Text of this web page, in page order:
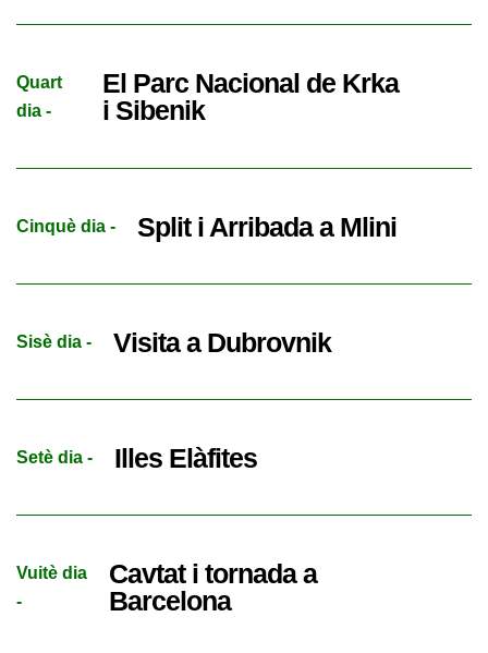
Quart
dia -
El Parc Nacional de Krka
i Sibenik
Cinquè dia - Split i Arribada a Mlini
Sisè dia - Visita a Dubrovnik
Setè dia - Illes Elàfites
Vuitè dia
-
Cavtat i tornada a
Barcelona